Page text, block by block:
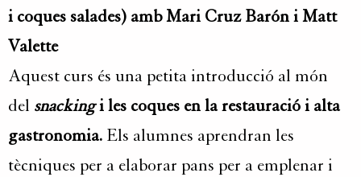
i coques salades) amb Mari Cruz Barón i Matt
Valette
Aquest curs és una petita introducció al món
del snackingi les coques en la restauració i alta
gastronomia. Els alumnes aprendran les
tècniques per a elaborar pans per a emplenar i